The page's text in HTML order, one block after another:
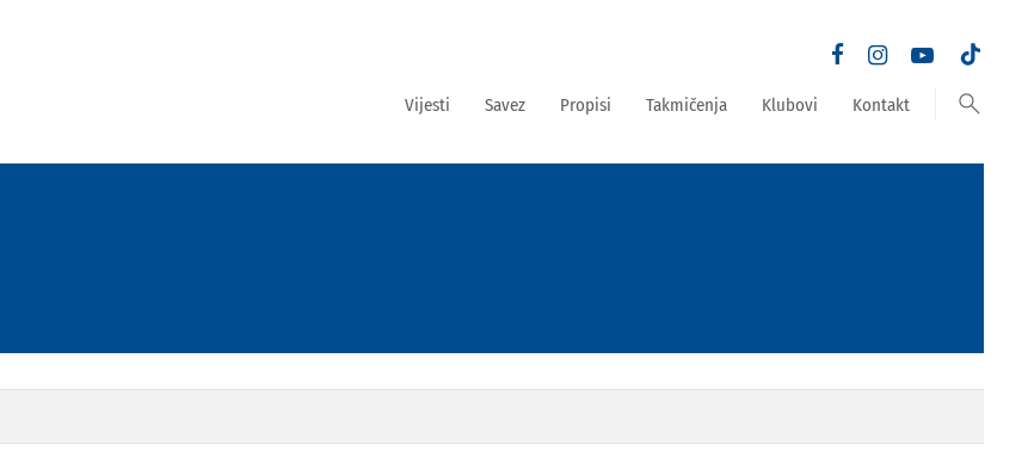
Vijesti Savez Propisi Takmičenja Klubovi Kontakt search